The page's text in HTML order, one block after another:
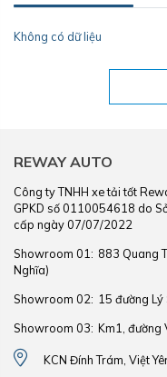
Không có dữ liệu
REWAY AUTO
Công ty TNHH xe tải tốt
GPKD số 0110054618 do
cấp ngày 07/07/2022
Showroom 01: 883 Quang
Nghĩa)
Showroom 02: 15 đường Lý
Showroom 03: Km1, đường
KCN Đính Trám, Việt